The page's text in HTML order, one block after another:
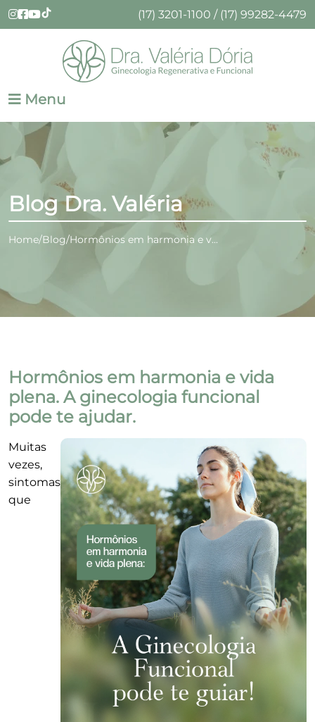
(17) 3201-1100 / (17) 99282-4479
Menu
Blog Dra. Valéria
Home Blog Hormônios em harmonia e v...
Hormônios em harmonia e vida
plena. A ginecologia funcional
pode te ajudar.
Muitas
vezes,
sintomas
que